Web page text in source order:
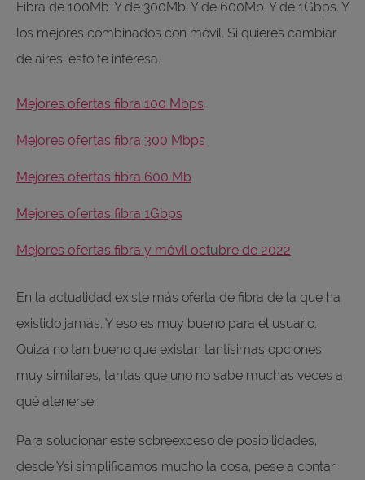
Fibra de 100Mb. Y de 300Mb. Y de 600Mb. Y de 1Gbps. Y
los mejores combinados con móvil. Si quieres cambiar
de aires, esto te interesa.
Mejores ofertas fibra 100 Mbps
Mejores ofertas fibra 300 Mbps
Mejores ofertas fibra 600 Mb
Mejores ofertas fibra 1Gbps
Mejores ofertas fibra y móvil octubre de 2022
En la actualidad existe más oferta de fibra de la que ha
existido jamás. Y eso es muy bueno para el usuario.
Quizá no tan bueno que existan tantísimas opciones
muy similares, tantas que uno no sabe muchas veces a
qué atenerse.
Para solucionar este sobreexceso de posibilidades,
desde Ysi simplificamos mucho la cosa, pese a contar